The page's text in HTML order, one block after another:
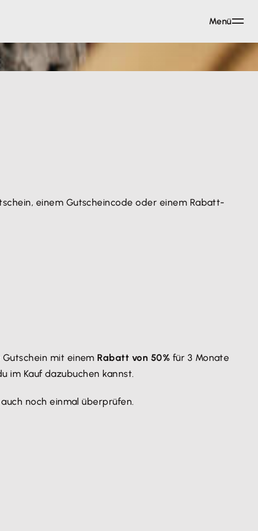
einem Gutscheincode oder einem Rabatt-
mit einem Rabatt von 50% für 3 Monate
im Kauf dazubuchen kannst.
noch einmal überprüfen.
Menü